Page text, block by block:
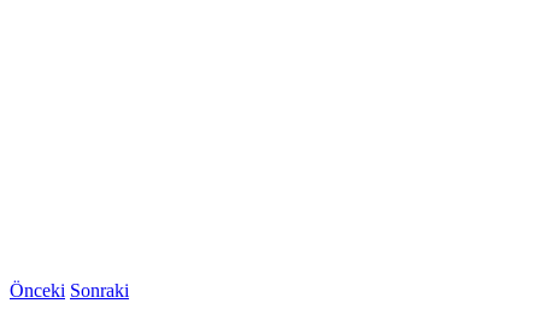
Önceki Sonraki